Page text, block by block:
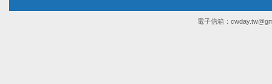
電子信箱：